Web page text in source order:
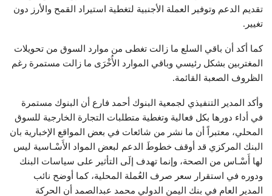
تقديم الدعم وتوفير العملة الأجنبية لتغطية استيراد القمح والأرز دون
تغيير.
كما أكد أن باقي السلع ما زالت تغطى من موارد السوق من تحويلات
المغتربين بشكل رئيسي وباقي الموارد الأُخْرَى ما زالت مستمرة رغم
الظروف الصعبة القائمة.
وأكد المدير التنفيذي لجمعية البنوك أحمد فارع أن البنوك مستمرة
في أداء دورها بكل فعالية وتغطية متطلبات التجارة الخارجية للسوق
المحلي، معتبراً أن ما نشر من شائعات في بعض المواقع الإخبارية بان
البنك المركزي قد أوقف خطوطَ الدعم لبعض المواد الأَسْـاسية ليس
لها أَسْـاس من الصحة، وإنما تهدف إلَى التأثير على سياسات البنك
ودوره في استقرار سعر صرف العُملة المحلية، كما أوضح نائب
المدير العام في بنك اليمن الدولي محمد عبدالصمد أن الحركة